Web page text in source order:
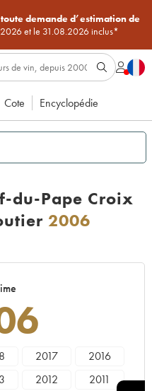
demande d’estimation de
et le 31.08.2026 inclus*
Cote Encyclopédie
du-Pape Croix
2006
2017
2016
2012
2011